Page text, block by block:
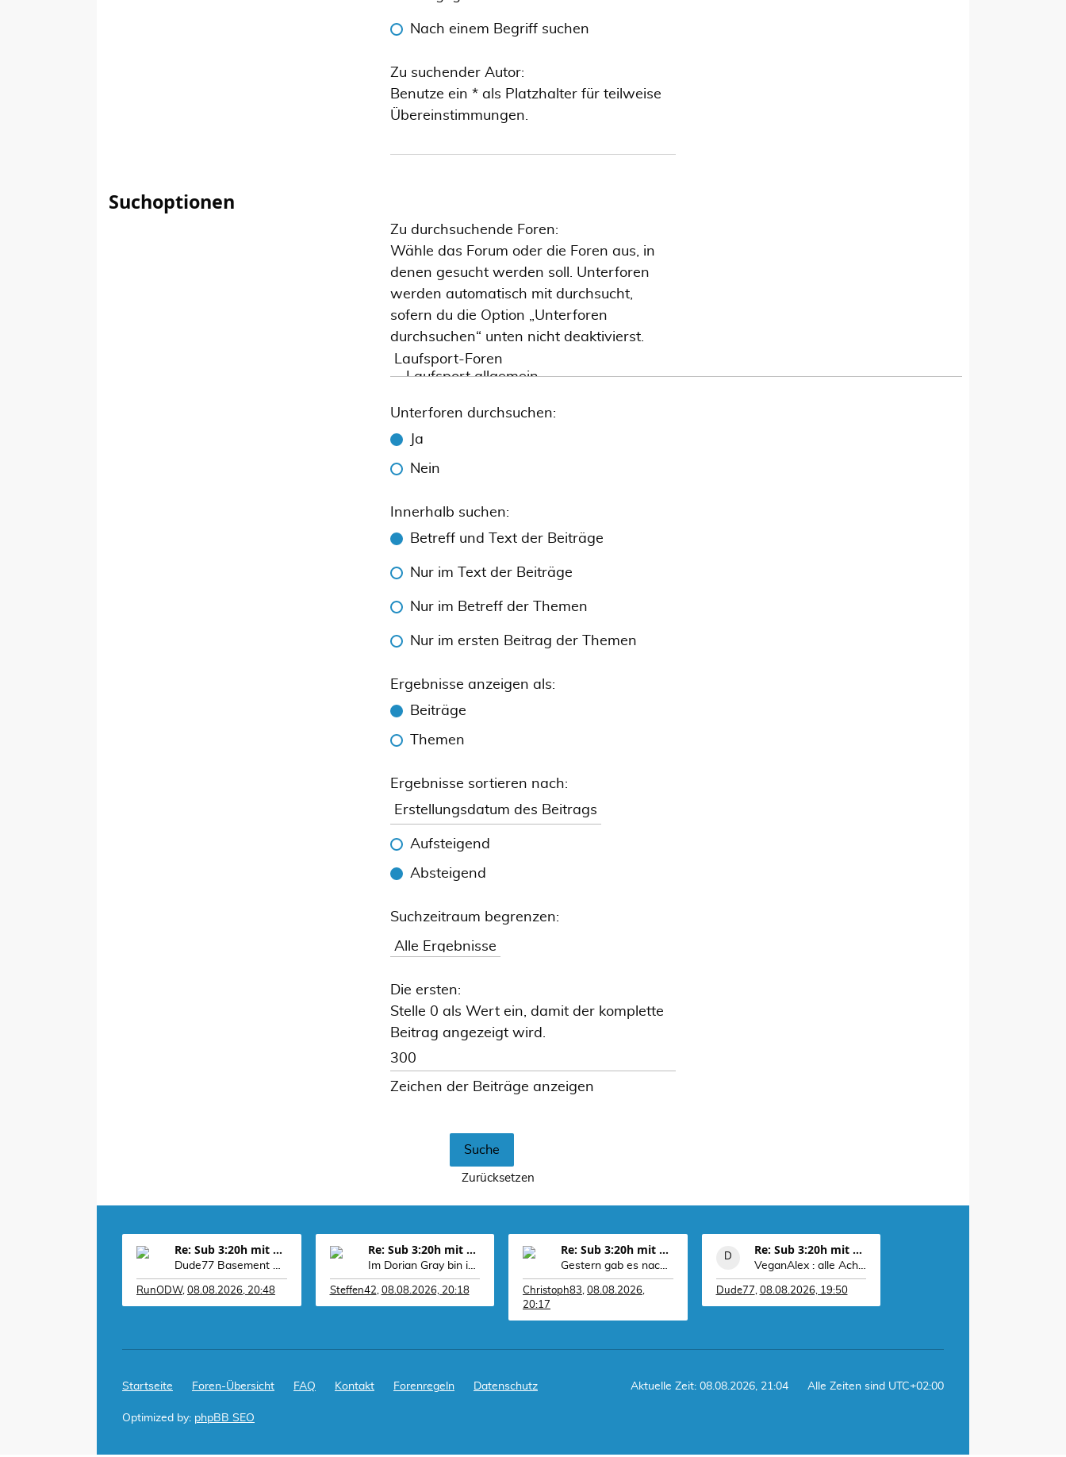
Nach einem Begriff suchen
Zu suchender Autor:
Benutze ein * als Platzhalter für teilweise
Übereinstimmungen.
Suchoptionen
Zu durchsuchende Foren:
Wähle das Forum oder die Foren aus, in
denen gesucht werden soll. Unterforen
werden automatisch mit durchsucht,
sofern du die Option „Unterforen
durchsuchen“ unten nicht deaktivierst.
Unterforen durchsuchen:
Ja
Nein
Innerhalb suchen:
Betreff und Text der Beiträge
Nur im Text der Beiträge
Nur im Betreff der Themen
Nur im ersten Beitrag der Themen
Ergebnisse anzeigen als:
Beiträge
Themen
Ergebnisse sortieren nach:
Aufsteigend
Absteigend
Suchzeitraum begrenzen:
Die ersten:
Stelle 0 als Wert ein, damit der komplette
Beitrag angezeigt wird.
Zeichen der Beiträge anzeigen
Re: Sub 3:20h mit 3-4 mal Training die Woche machb
Dude77 Basement war Schwetzingen glaube ich, war
RunODW, 08.08.2026, 20:48
Re: Sub 3:20h mit 3-4 mal Training die Woche machb
Im Dorian Gray bin ich mal bei 100dB in einer der
Steffen42, 08.08.2026, 20:18
Re: Sub 3:20h mit 3-4 mal Training die Woche machb
Gestern gab es nach dem morgendlichem Lauf noch
Christoph83, 08.08.2026,
20:17
Re: Sub 3:20h mit 3-4 mal Training die Woche machb
VeganAlex : alle Achtung. Stabile Leistung!!!
Dude77, 08.08.2026, 19:50
Startseite Foren-Übersicht FAQ Kontakt Forenregeln Datenschutz Alle Zeiten sind UTC+02:00
Aktuelle Zeit: 08.08.2026, 21:04
Optimized by: phpBB SEO